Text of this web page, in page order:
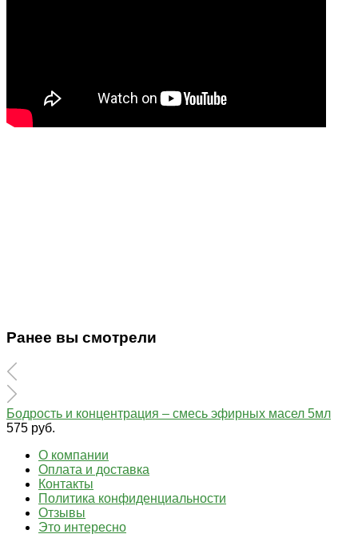
Ранее вы смотрели
Бодрость и концентрация – смесь эфирных масел 5мл
575 руб.
О компании
Оплата и доставка
Контакты
Политика конфиденциальности
Отзывы
Это интересно